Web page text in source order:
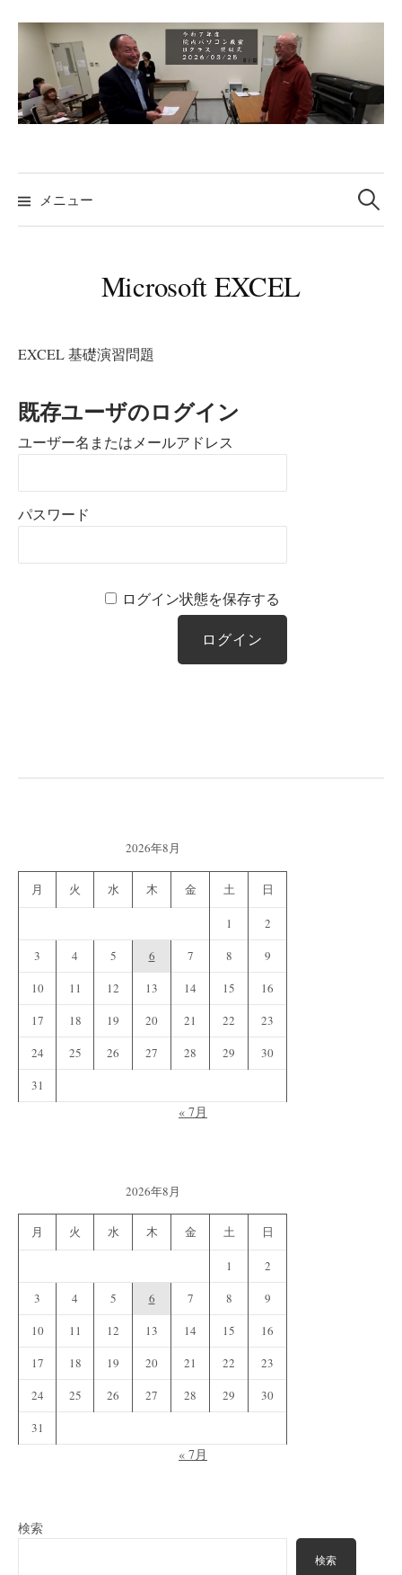
ン
ツ
ッ
プ
メニュー
検
索:
Microsoft EXCEL
EXCEL 基礎演習問題
既存ユーザのログイン
ユーザー名またはメールアドレス
パスワード
ログイン状態を保存する
2026年8月
月 火 水 木 金 土 日
1
2
3
4 5 6 7 8
9
10
11 12 13 14 15
16
17
18 19 20 21 22
23
24
25 26 27 28 29
30
31
« 7月
2026年8月
月 火 水 木 金 土 日
1
2
3
4 5 6 7 8
9
10
11 12 13 14 15
16
17
18 19 20 21 22
23
24
25 26 27 28 29
30
31
« 7月
検索
検索